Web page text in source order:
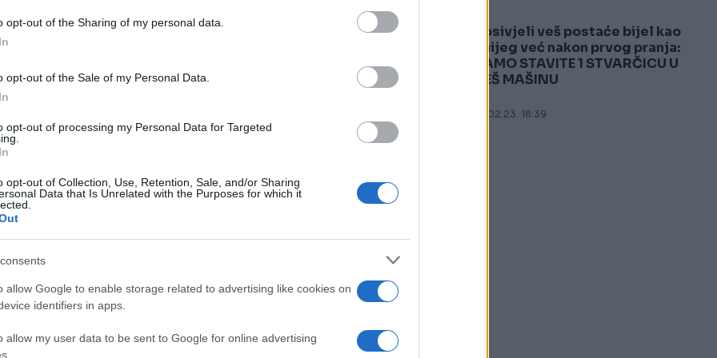
opt-out of the Sharing of my personal data.
opt-out of the Sale of my Personal Data.
opt-out of processing my Personal Data for Targeted
opt-out of Collection, Use, Retention, Sale, and/or Sharing
Data that Is Unrelated with the Purposes for which it
allow Google to enable storage related to advertising like cookies on
identifiers in apps.
allow my user data to be sent to Google for online advertising
nam pričaju o važnosti spontanog
kao što je seks vjerovatno skloni pomisliti
četiri“,za mnoge je šifra prave strasti.
da će biti seksa uzbuđenje je samo po sebi.
pažnju, poput nanošenja make upa, ili
seksi rublja niti ne govorimo.
tim povećava se uzbuđenje – prije i za
Posivjeli veš postaće bijel kao
snijeg već nakon prvog pranja:
SAMO STAVITE 1 STVARČICU U
VEŠ MAŠINU
18.02.23. 18:39